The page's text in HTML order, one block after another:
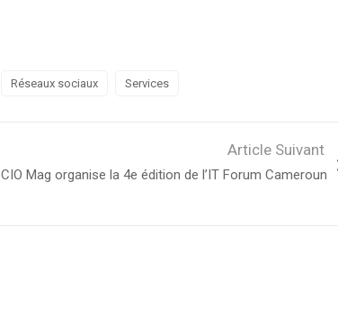
Réseaux sociaux Services
Article Suivant
CIO Mag organise la 4e édition de l’IT Forum Cameroun